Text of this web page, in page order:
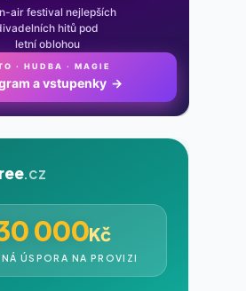
air festival nejlepších
hitů pod
letní oblohou
· HUDBA · MAGIE
a vstupenky →
.cz
000Kč
ÚSPORA NA PROVIZI